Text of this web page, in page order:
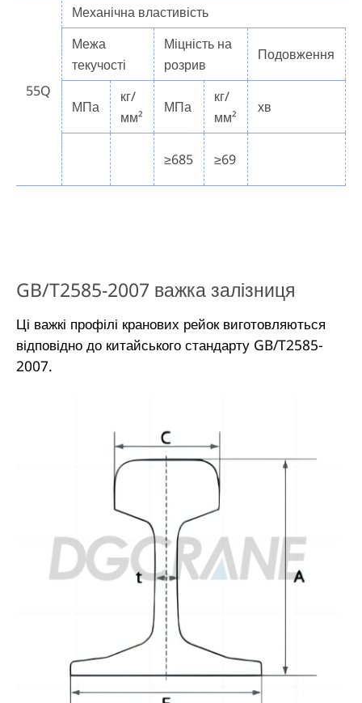
55Q
Механічна властивість
Межа
текучості
Міцність на
розрив
Подовження
МПа
кг/
мм²
МПа
кг/
мм²
хв
≥685 ≥69
GB/T2585-2007 важка залізниця
Ці важкі профілі кранових рейок виготовляються
відповідно до китайського стандарту GB/T2585-
2007.